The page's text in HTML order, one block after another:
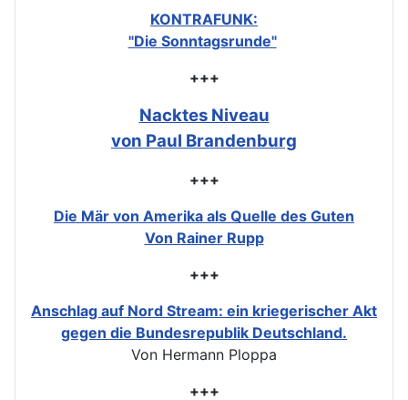
KONTRAFUNK:
"Die Sonntagsrunde"
+++
Nacktes Niveau
von Paul Brandenburg
+++
Die Mär von Amerika als Quelle des Guten
Von Rainer Rupp
+++
Anschlag auf Nord Stream: ein kriegerischer Akt
gegen die Bundesrepublik Deutschland.
Von Hermann Ploppa
+++